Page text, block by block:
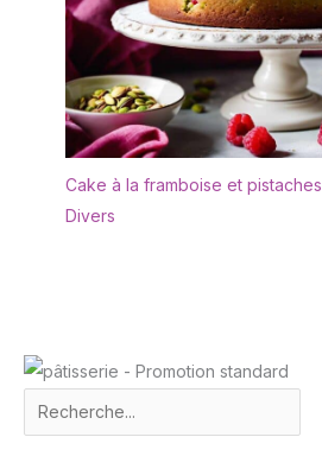
Cake à la framboise et pistaches
Divers